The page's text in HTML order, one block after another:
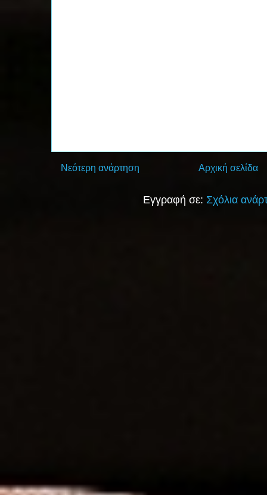
Νεότερη ανάρτηση Αρχική σελίδα
Εγγραφή σε: Σχόλια